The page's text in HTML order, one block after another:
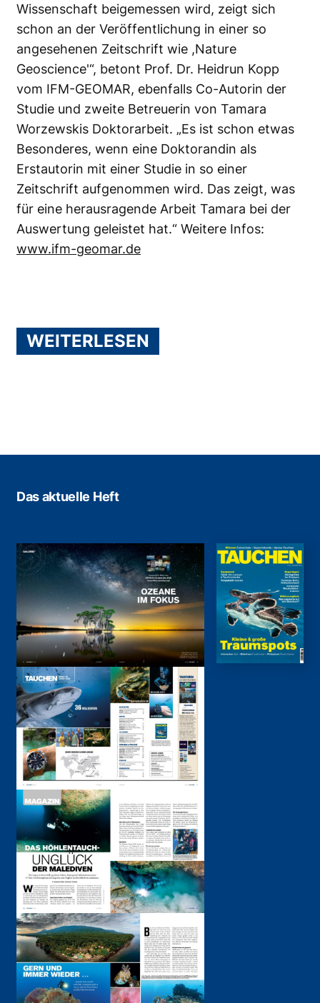
Wissenschaft beigemessen wird, zeigt sich
schon an der Veröffentlichung in einer so
angesehenen Zeitschrift wie ,Nature
Geoscience'“, betont Prof. Dr. Heidrun Kopp
vom IFM-GEOMAR, ebenfalls Co-Autorin der
Studie und zweite Betreuerin von Tamara
Worzewskis Doktorarbeit. „Es ist schon etwas
Besonderes, wenn eine Doktorandin als
Erstautorin mit einer Studie in so einer
Zeitschrift aufgenommen wird. Das zeigt, was
für eine herausragende Arbeit Tamara bei der
Auswertung geleistet hat.“ Weitere Infos:
www.ifm-geomar.de
WEITERLESEN
Das aktuelle Heft